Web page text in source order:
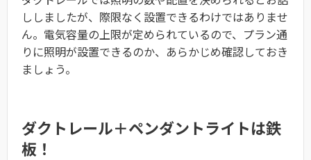
ししましたが、際限なく設置できるわけではありませ
ん。電気容量の上限が定められているので、プラン通
りに照明が設置できるのか、あらかじめ確認しておき
ましょう。
ダクトレール＋ペンダントライトは鉄
板！